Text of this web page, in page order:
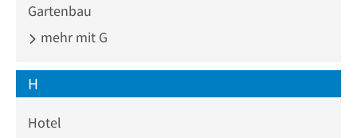
Gartenbau
mehr mit G
H
Hotel